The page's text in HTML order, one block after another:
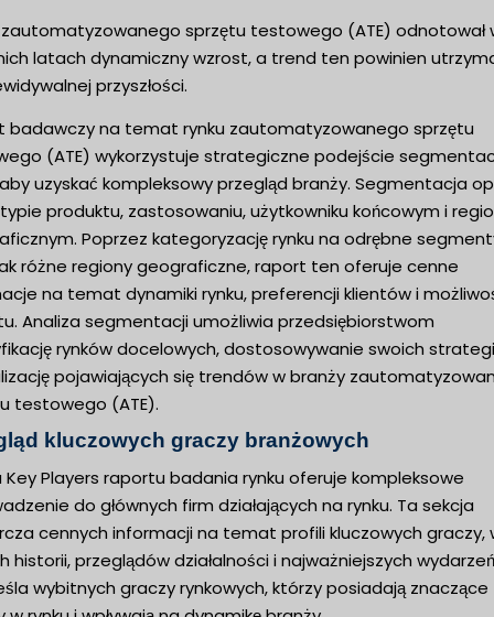
zautomatyzowanego sprzętu testowego (ATE) odnotował
latach dynamiczny wzrost, a trend ten powinien
przyszłości.
badawczy na temat rynku zautomatyzowanego sprzętu
(ATE) wykorzystuje strategiczne podejście
uzyskać kompleksowy przegląd branży. Segmentacja
produktu, zastosowaniu, użytkowniku końcowym i
Poprzez kategoryzację rynku na odrębne
różne regiony geograficzne, raport ten oferuje cenne
na temat dynamiki rynku, preferencji klientów i
Analiza segmentacji umożliwia przedsiębiorstwom
rynków docelowych, dostosowywanie swoich
pojawiających się trendów w branży
testowego (ATE).
kluczowych graczy branżowych
Key Players raportu badania rynku oferuje kompleksowe
do głównych firm działających na rynku. Ta sekcja
cennych informacji na temat profili kluczowych graczy,
historii, przeglądów działalności i najważniejszych
wybitnych graczy rynkowych, którzy posiadają znaczące